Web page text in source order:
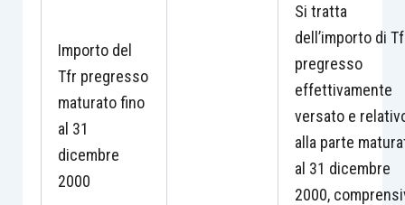
Importo del
Tfr pregresso
maturato fino
al 31
dicembre
2000
Si tratta
dell’importo di
pregresso
effettivamente
versato e
alla parte
al 31 dicembre
2000,